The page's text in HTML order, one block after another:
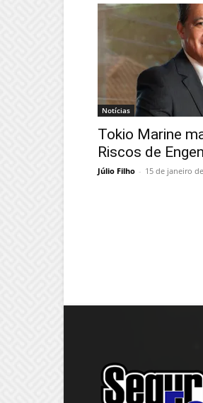
Notícias
Tokio Marine
Riscos de
Júlio Filho - 15 de janeiro